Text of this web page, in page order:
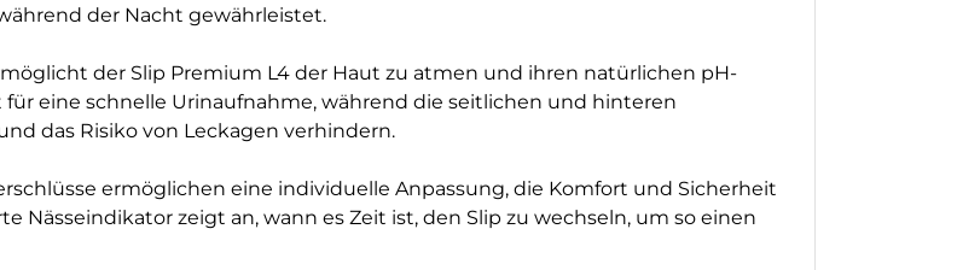
der Nacht gewährleistet.
der Slip Premium L4 der Haut zu atmen und ihren natürlichen pH-
für eine schnelle Urinaufnahme, während die seitlichen und hinteren
das Risiko von Leckagen verhindern.
ermöglichen eine individuelle Anpassung, die Komfort und Sicherheit
zeigt an, wann es Zeit ist, den Slip zu wechseln, um so einen